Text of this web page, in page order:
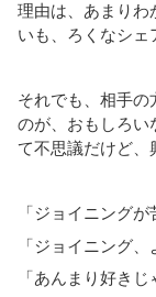
理由は、あまりわ
いも、ろくなシェ
それでも、相手の
のが、おもしろい
て不思議だけど、
「ジョイニングが
「ジョイニング
「あんまり好きじ